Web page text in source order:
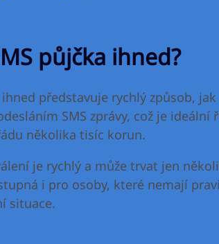
půjčka ihned?
ihned představuje rychlý způsob,
SMS zprávy, což je
několika tisíc korun.
je rychlý a může trvat jen
i pro osoby, které nemají
situace.